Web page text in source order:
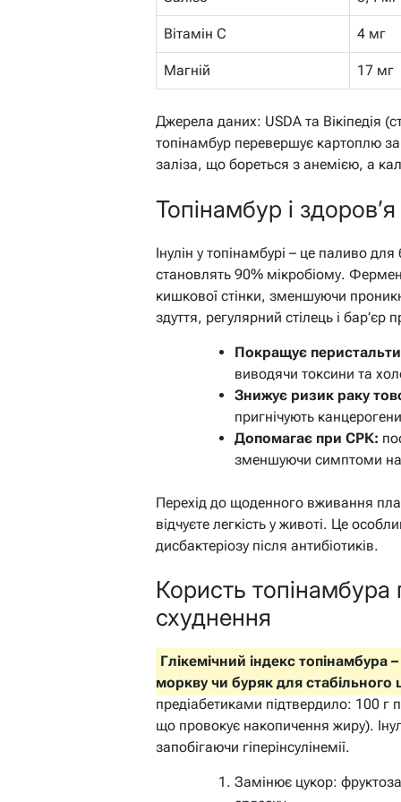
Вітамін C 4 мг
Магній 17 мг
Джерела даних: USDA та Вікіпедія
топінамбур перевершує картоплю
заліза, що бореться з анемією, а
Топінамбур і
Інулін у топінамбурі – це паливо для
становлять 90% мікробіому.
кишкової стінки, зменшуючи
здуття, регулярний стілець і бар’єр
Покращує
виводячи токсини та
Знижує ризик раку
пригнічують
Допомагає при СРК:
зменшуючи симптоми на
Перехід до щоденного вживання
відчуєте легкість у животі. Це
дисбактеріозу після антибіотиків.
Користь топінамбура
схуднення
Глікемічний індекс
моркву чи буряк для стабільного
предіабетиками підтвердило: 100 г
що провокує накопичення жиру).
запобігаючи гіперінсулінемії.
Замінює цукор: